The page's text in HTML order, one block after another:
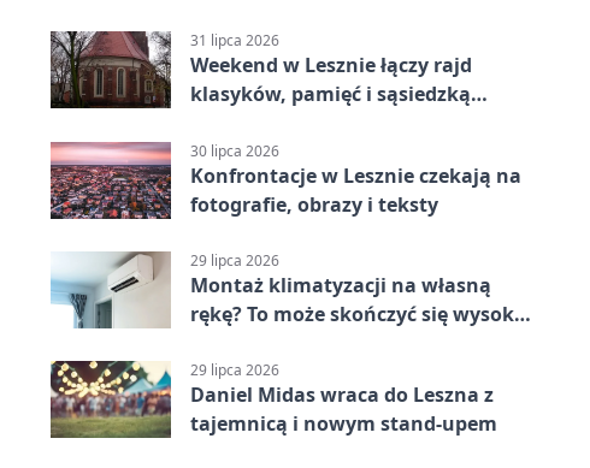
31 lipca 2026
Weekend w Lesznie łączy rajd
klasyków, pamięć i sąsiedzką
30 lipca 2026
Konfrontacje w Lesznie czekają na
fotografie, obrazy i teksty
29 lipca 2026
Montaż klimatyzacji na własną
rękę? To może skończyć się wysoką
29 lipca 2026
Daniel Midas wraca do Leszna z
tajemnicą i nowym stand-upem